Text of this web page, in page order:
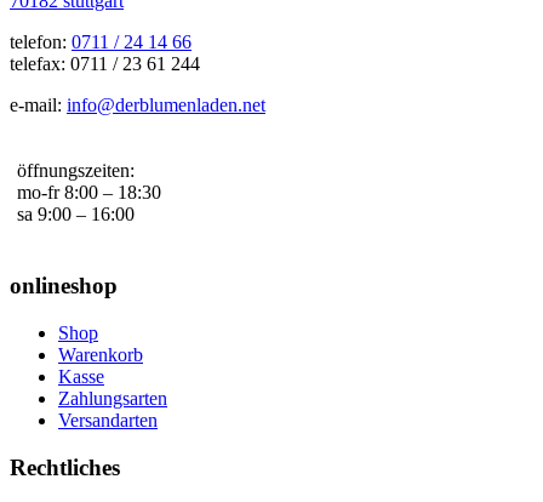
telefon: 0711 / 24 14 66
telefax: 0711 / 23 61 244
e-mail: info@derblumenladen.net
öffnungszeiten:
mo-fr 8:00 – 18:30
sa 9:00 – 16:00
onlineshop
Shop
Warenkorb
Kasse
Zahlungsarten
Versandarten
Rechtliches